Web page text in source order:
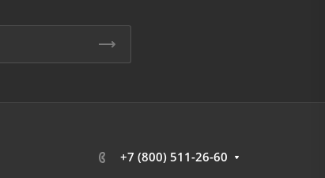
+7 (800) 511-26-60